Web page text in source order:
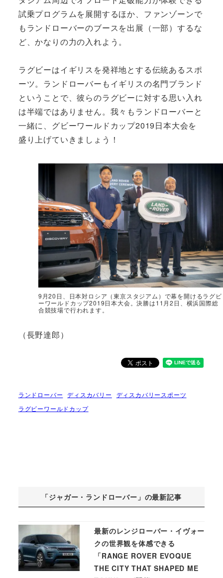
試乗プログラムを展開するほか、ファンゾーンで
もランドローバーのブースを出展（一部）するな
ど、かなりの力の入れよう。
ラグビーはイギリスを発祥地とする伝統あるスポ
ーツ。ランドローバーもイギリスの名門ブランド
ということで、彼らのラグビーに対する思い入れ
は半端ではありません。我々もランドローバーと
一緒に、グビーワールドカップ2019日本大会を
盛り上げていきましょう！
9月20日、日本対ロシア（東京スタジアム）で幕を開けるラグビ
ーワールドカップ2019日本大会。決勝は11月2日、横浜国際総
合競技場で行われます。
（長野達郎）
ランドローバー ディスカバリー
ディスカバリースポーツ
ラグビーワールドカップ
「ジャガー・ランドローバー」の最新記事
最新のレンジローバー・イヴォー
クの世界観を体感できる
「RANGE ROVER EVOQUE
THE CITY THAT SHAPED ME